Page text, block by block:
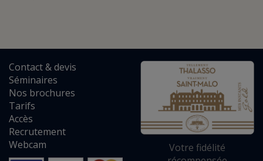
Contact&devis
Séminaires
Nos brochures
Tarifs
Accès
Recrutement
Webcam
Votre fidélité